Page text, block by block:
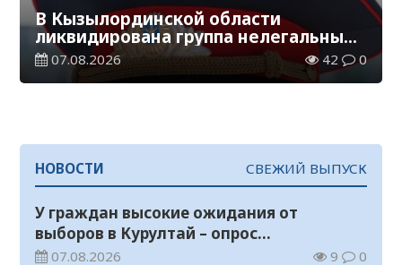
В Кызылординской области
ликвидирована группа нелегальных
добытчиков золота
07.08.2026 42 0
НОВОСТИ СВЕЖИЙ ВЫПУСК
У граждан высокие ожидания от
выборов в Курултай – опрос
общественного мнения
07.08.2026 9 0